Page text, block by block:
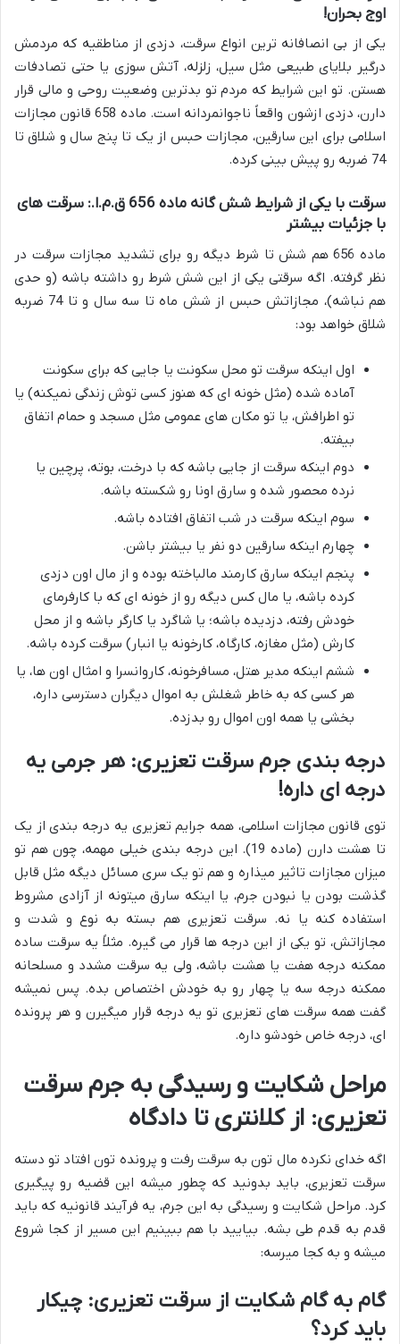
اوج بحران!
یکی از بی انصافانه ترین انواع سرقت، دزدی از مناطقیه که مردمش
درگیر بلایای طبیعی مثل سیل، زلزله، آتش سوزی یا حتی تصادفات
هستن. تو این شرایط که مردم تو بدترین وضعیت روحی و مالی قرار
دارن، دزدی ازشون واقعاً ناجوانمردانه است. ماده 658 قانون مجازات
اسلامی برای این سارقین، مجازات حبس از یک تا پنج سال و شلاق تا
74 ضربه رو پیش بینی کرده.
سرقت با یکی از شرایط شش گانه ماده 656 ق.م.ا.: سرقت های
با جزئیات بیشتر
ماده 656 هم شش تا شرط دیگه رو برای تشدید مجازات سرقت در
نظر گرفته. اگه سرقتی یکی از این شش شرط رو داشته باشه (و حدی
هم نباشه)، مجازاتش حبس از شش ماه تا سه سال و تا 74 ضربه
شلاق خواهد بود:
اول اینکه سرقت تو محل سکونت یا جایی که برای سکونت
آماده شده (مثل خونه ای که هنوز کسی توش زندگی نمیکنه) یا
تو اطرافش، یا تو مکان های عمومی مثل مسجد و حمام اتفاق
بیفته.
دوم اینکه سرقت از جایی باشه که با درخت، بوته، پرچین یا
نرده محصور شده و سارق اونا رو شکسته باشه.
سوم اینکه سرقت در شب اتفاق افتاده باشه.
چهارم اینکه سارقین دو نفر یا بیشتر باشن.
پنجم اینکه سارق کارمند مالباخته بوده و از مال اون دزدی
کرده باشه، یا مال کس دیگه رو از خونه ای که با کارفرمای
خودش رفته، دزدیده باشه؛ یا شاگرد یا کارگر باشه و از محل
کارش (مثل مغازه، کارگاه، کارخونه یا انبار) سرقت کرده باشه.
ششم اینکه مدیر هتل، مسافرخونه، کاروانسرا و امثال اون ها، یا
هر کسی که به خاطر شغلش به اموال دیگران دسترسی داره،
بخشی یا همه اون اموال رو بدزده.
درجه بندی جرم سرقت تعزیری: هر جرمی یه
درجه ای داره!
توی قانون مجازات اسلامی، همه جرایم تعزیری یه درجه بندی از یک
تا هشت دارن (ماده 19). این درجه بندی خیلی مهمه، چون هم تو
میزان مجازات تاثیر میذاره و هم تو یک سری مسائل دیگه مثل قابل
گذشت بودن یا نبودن جرم، یا اینکه سارق میتونه از آزادی مشروط
استفاده کنه یا نه. سرقت تعزیری هم بسته به نوع و شدت و
مجازاتش، تو یکی از این درجه ها قرار می گیره. مثلاً یه سرقت ساده
ممکنه درجه هفت یا هشت باشه، ولی یه سرقت مشدد و مسلحانه
ممکنه درجه سه یا چهار رو به خودش اختصاص بده. پس نمیشه
گفت همه سرقت های تعزیری تو یه درجه قرار میگیرن و هر پرونده
ای، درجه خاص خودشو داره.
مراحل شکایت و رسیدگی به جرم سرقت
تعزیری: از کلانتری تا دادگاه
اگه خدای نکرده مال تون به سرقت رفت و پرونده تون افتاد تو دسته
سرقت تعزیری، باید بدونید که چطور میشه این قضیه رو پیگیری
کرد. مراحل شکایت و رسیدگی به این جرم، یه فرآیند قانونیه که باید
قدم به قدم طی بشه. بیایید با هم ببینیم این مسیر از کجا شروع
میشه و به کجا میرسه:
گام به گام شکایت از سرقت تعزیری: چیکار
باید کرد؟